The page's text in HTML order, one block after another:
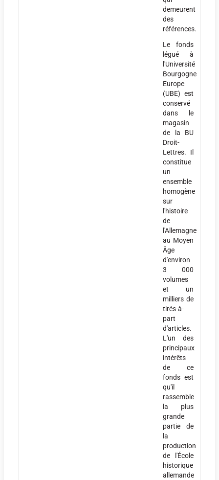
demeurent
des
références.
Le fonds
légué à
l'Université
Bourgogne
Europe
(UBE) est
conservé
dans le
magasin
de la BU
Droit-
Lettres. Il
constitue
un
ensemble
homogène
sur
l'histoire
de
l'Allemagne
au Moyen
Âge
d'environ
3 000
volumes
et un
milliers de
tirés-à-
part
d'articles.
L'un des
principaux
intérêts
de ce
fonds est
qu'il
rassemble
la plus
grande
partie de
la
production
de l'École
historique
allemande